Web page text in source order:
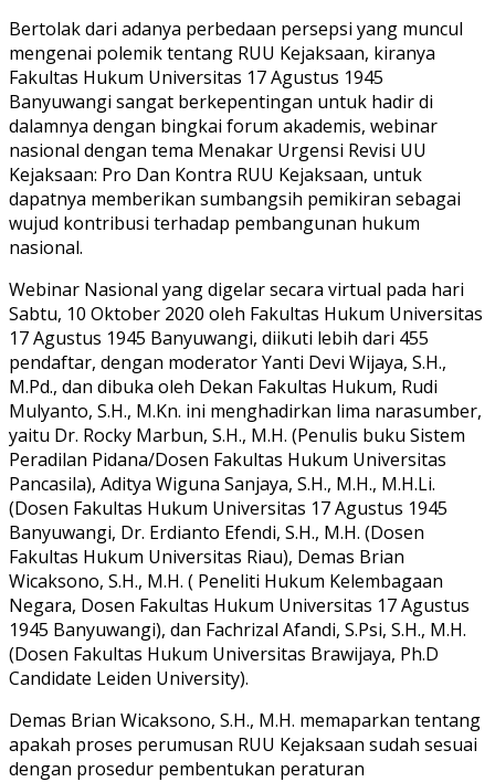
Bertolak dari adanya perbedaan persepsi yang muncul
mengenai polemik tentang RUU Kejaksaan, kiranya
Fakultas Hukum Universitas 17 Agustus 1945
Banyuwangi sangat berkepentingan untuk hadir di
dalamnya dengan bingkai forum akademis, webinar
nasional dengan tema Menakar Urgensi Revisi UU
Kejaksaan: Pro Dan Kontra RUU Kejaksaan, untuk
dapatnya memberikan sumbangsih pemikiran sebagai
wujud kontribusi terhadap pembangunan hukum
nasional.
Webinar Nasional yang digelar secara virtual pada hari
Sabtu, 10 Oktober 2020 oleh Fakultas Hukum Universitas
17 Agustus 1945 Banyuwangi, diikuti lebih dari 455
pendaftar, dengan moderator Yanti Devi Wijaya, S.H.,
M.Pd., dan dibuka oleh Dekan Fakultas Hukum, Rudi
Mulyanto, S.H., M.Kn. ini menghadirkan lima narasumber,
yaitu Dr. Rocky Marbun, S.H., M.H. (Penulis buku Sistem
Peradilan Pidana/Dosen Fakultas Hukum Universitas
Pancasila), Aditya Wiguna Sanjaya, S.H., M.H., M.H.Li.
(Dosen Fakultas Hukum Universitas 17 Agustus 1945
Banyuwangi, Dr. Erdianto Efendi, S.H., M.H. (Dosen
Fakultas Hukum Universitas Riau), Demas Brian
Wicaksono, S.H., M.H. ( Peneliti Hukum Kelembagaan
Negara, Dosen Fakultas Hukum Universitas 17 Agustus
1945 Banyuwangi), dan Fachrizal Afandi, S.Psi, S.H., M.H.
(Dosen Fakultas Hukum Universitas Brawijaya, Ph.D
Candidate Leiden University).
Demas Brian Wicaksono, S.H., M.H. memaparkan tentang
apakah proses perumusan RUU Kejaksaan sudah sesuai
dengan prosedur pembentukan peraturan